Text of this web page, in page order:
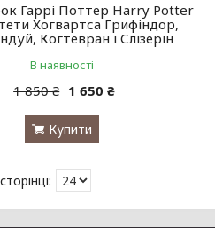
Гаррі Поттер Harry Potter
Хогвартса Грифіндор,
Когтевран і Слізерін
В наявності
1 850 ₴ 1 650 ₴
Купити